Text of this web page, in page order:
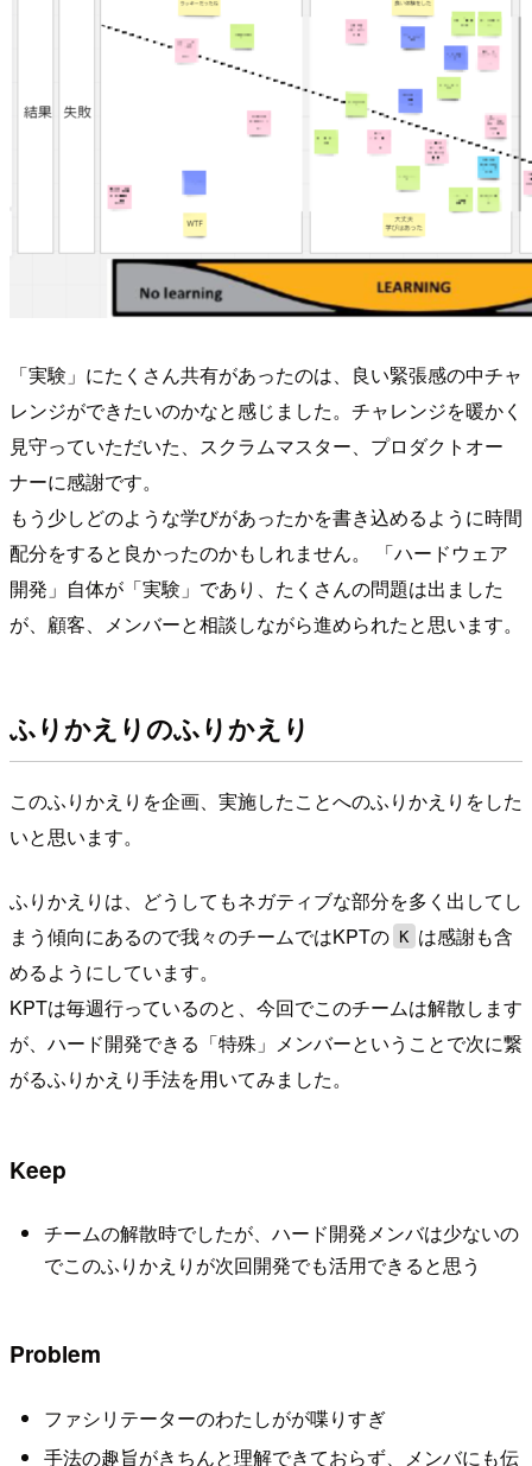
「実験」にたくさん共有があったのは、良い緊張感の中チャ
レンジができたいのかなと感じました。チャレンジを暖かく
見守っていただいた、スクラムマスター、プロダクトオー
ナーに感謝です。
もう少しどのような学びがあったかを書き込めるように時間
配分をすると良かったのかもしれません。 「ハードウェア
開発」自体が「実験」であり、たくさんの問題は出ました
が、顧客、メンバーと相談しながら進められたと思います。
ふりかえりのふりかえり
このふりかえりを企画、実施したことへのふりかえりをした
いと思います。
ふりかえりは、どうしてもネガティブな部分を多く出してし
まう傾向にあるので我々のチームではKPTの K は感謝も含
めるようにしています。
KPTは毎週行っているのと、今回でこのチームは解散します
が、ハード開発できる「特殊」メンバーということで次に繋
がるふりかえり手法を用いてみました。
Keep
チームの解散時でしたが、ハード開発メンバは少ないの
でこのふりかえりが次回開発でも活用できると思う
Problem
ファシリテーターのわたしがが喋りすぎ
手法の趣旨がきちんと理解できておらず、メンバにも伝